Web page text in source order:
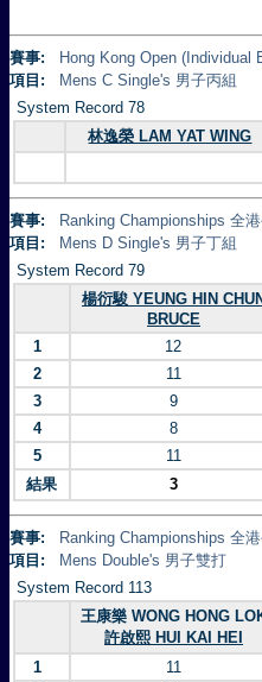
賽事:
Hong Kong Open (Individual
項目:
Mens C Single's 男子丙組
System Record 78
林逸榮 LAM YAT WING
賽事:
Ranking Championships 全
項目:
Mens D Single's 男子丁組
System Record 79
楊衍駿 YEUNG HIN CHUN
BRUCE
1 12
2
11
3
9
4
8
5
11
結果
3
賽事:
Ranking Championships 全
項目:
Mens Double's 男子雙打
System Record 113
王康樂 WONG HONG
許啟熙 HUI KAI HEI
1
11